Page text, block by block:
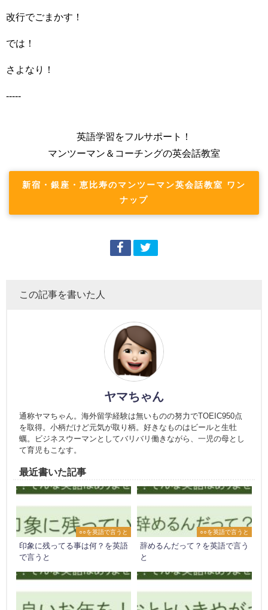
改行でごまかす！
では！
さよなり！
-----
英語学習をフルサポート！
マンツーマン＆コーチングの英会話教室
新宿・銀座・恵比寿のマンツーマン英会話教室 ワン
ナップ
この記事を書いた人
ヤマちゃん
通称ヤマちゃん。海外留学経験は無いものの努力でTOEIC950点
を取得。小柄だけど元気が取り柄。好きなものはビールと生牡
蠣。ビジネスウーマンとしてバリバリ働きながら、一児の母とし
て育児もこなす。
最近書いた記事
○○を英語で言うと
印象に残ってる事は何？を英語
で言うと
○○を英語で言うと
辞めるんだって？を英語で言う
と